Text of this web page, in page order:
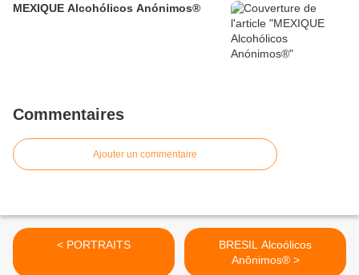
MEXIQUE Alcohólicos Anónimos®
Commentaires
Ajouter un commentaire
< PORTRAITS
BRESIL Alcoólicos
Anônimos® >